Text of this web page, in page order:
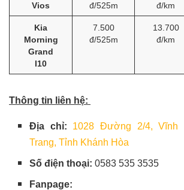
Vios
đ/525m
đ/km
Kia
Morning
Grand
I10
7.500
đ/525m
13.700
đ/km
Thông tin liên hệ:
Địa chỉ: 1028 Đường 2/4, Vĩnh
Trang, Tỉnh Khánh Hòa
Số điện thoại:0583 535 3535
Fanpage: